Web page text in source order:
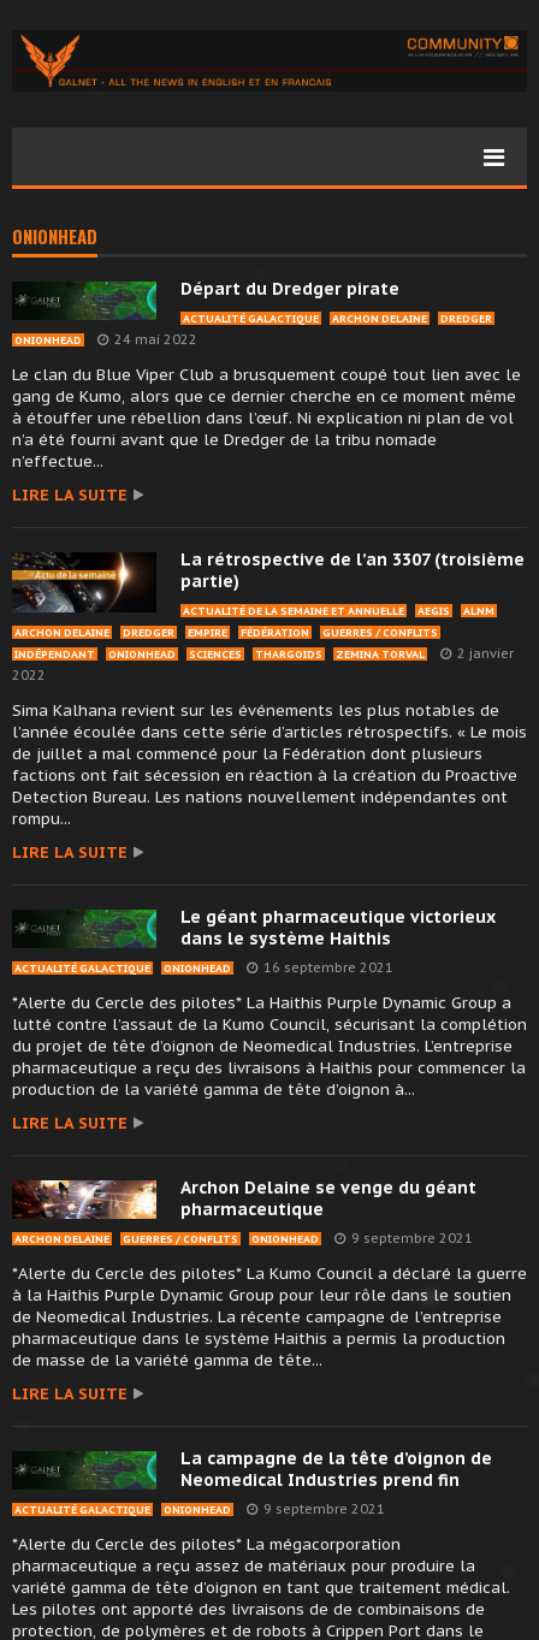
ONIONHEAD
Départ du Dredger pirate
ACTUALITÉ GALACTIQUE ARCHON DELAINE
DREDGER
ONIONHEAD
24 mai 2022
Le clan du Blue Viper Club a brusquement coupé tout lien avec le
gang de Kumo, alors que ce dernier cherche en ce moment même
à étouffer une rébellion dans l’œuf. Ni explication ni plan de vol
n’a été fourni avant que le Dredger de la tribu nomade
n’effectue...
LIRE LA SUITE
La rétrospective de l’an 3307 (troisième
partie)
ACTUALITÉ DE LA SEMAINE ET ANNUELLE AEGIS
ALNM
ARCHON DELAINE
DREDGER EMPIRE FÉDÉRATION
GUERRES / CONFLITS
INDÉPENDANT
ONIONHEAD SCIENCES THARGOIDS ZEMINA TORVAL
2 janvier
2022
Sima Kalhana revient sur les événements les plus notables de
l’année écoulée dans cette série d’articles rétrospectifs. « Le mois
de juillet a mal commencé pour la Fédération dont plusieurs
factions ont fait sécession en réaction à la création du Proactive
Detection Bureau. Les nations nouvellement indépendantes ont
rompu...
LIRE LA SUITE
Le géant pharmaceutique victorieux
dans le système Haithis
ACTUALITÉ GALACTIQUE ONIONHEAD 16 septembre 2021
*Alerte du Cercle des pilotes* La Haithis Purple Dynamic Group a
lutté contre l’assaut de la Kumo Council, sécurisant la complétion
du projet de tête d’oignon de Neomedical Industries. L’entreprise
pharmaceutique a reçu des livraisons à Haithis pour commencer la
production de la variété gamma de tête d’oignon à...
LIRE LA SUITE
Archon Delaine se venge du géant
pharmaceutique
ARCHON DELAINE GUERRES / CONFLITS ONIONHEAD 9 septembre 2021
*Alerte du Cercle des pilotes* La Kumo Council a déclaré la guerre
à la Haithis Purple Dynamic Group pour leur rôle dans le soutien
de Neomedical Industries. La récente campagne de l’entreprise
pharmaceutique dans le système Haithis a permis la production
de masse de la variété gamma de tête...
LIRE LA SUITE
La campagne de la tête d’oignon de
Neomedical Industries prend fin
ACTUALITÉ GALACTIQUE ONIONHEAD 9 septembre 2021
*Alerte du Cercle des pilotes* La mégacorporation
pharmaceutique a reçu assez de matériaux pour produire la
variété gamma de tête d’oignon en tant que traitement médical.
Les pilotes ont apporté des livraisons de de combinaisons de
protection, de polymères et de robots à Crippen Port dans le